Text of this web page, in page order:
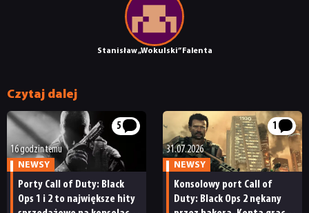
Stanisław „Wokulski” Falenta
Czytaj dalej
5
16 godzin temu
NEWSY
Porty Call of Duty: Black
Ops 1 i 2 to największe hity
1
31.07.2026
NEWSY
Konsolowy port Call of
Duty: Black Ops 2 nękany